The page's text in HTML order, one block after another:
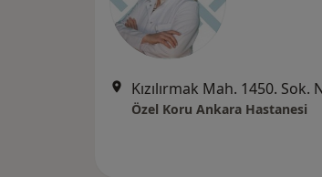
Özel Koru Ankara Hastanesi